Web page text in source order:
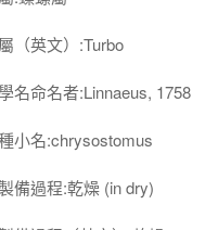
屬（英文）:Turbo
名命名者:Linnaeus, 1758
小名:chrysostomus
備過程:乾燥 (in dry)